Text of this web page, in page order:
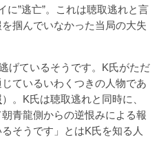
”逃亡”。これは聴取逃れと言
掴んでいなかった当局の大失
げているそうです。K氏がただ
ているいわくつきの人物であ
）。K氏は聴取逃れと同時に、
青龍側からの逆恨みによる報
そうです」とはK氏を知る人